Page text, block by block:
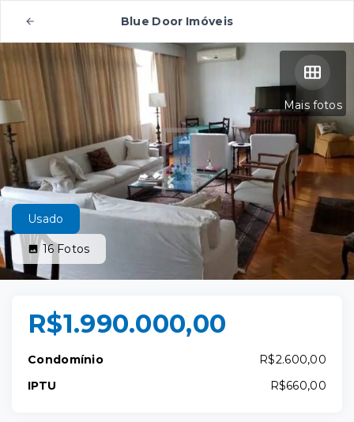
Blue Door Imóveis
Mais fotos
Usado
16 Fotos
R$1.990.000,00
Condomínio
R$2.600,00
IPTU
R$660,00